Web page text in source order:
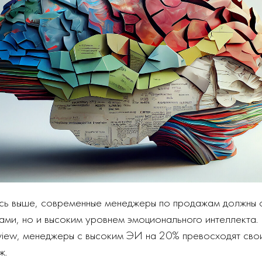
выше, современные менеджеры по продажам должны
но и высоким уровнем эмоционального
менеджеры с высоким ЭИ на 20% превосходят